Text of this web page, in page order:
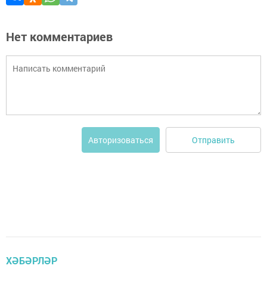
Нет комментариев
Авторизоваться Отправить
ХӘБӘРЛӘР